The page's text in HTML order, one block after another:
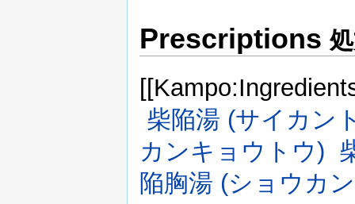
Prescriptions
柴陥湯 (サイカン
カンキョウトウ)
陥胸湯 (ショウカ